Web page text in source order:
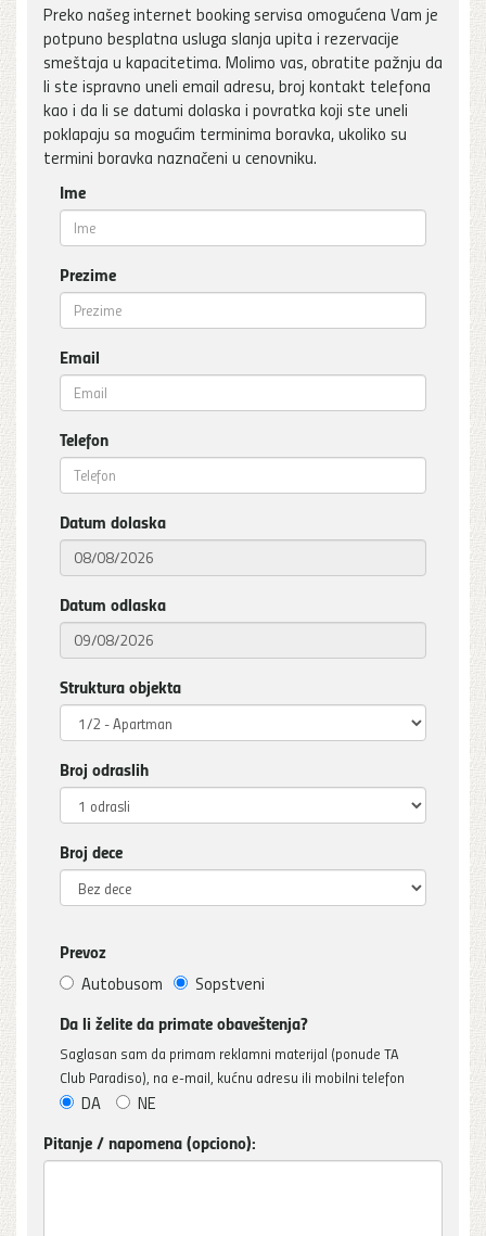
Preko našeg internet booking servisa omogućena Vam je
potpuno besplatna usluga slanja upita i rezervacije
smeštaja u kapacitetima. Molimo vas, obratite pažnju da
li ste ispravno uneli email adresu, broj kontakt telefona
kao i da li se datumi dolaska i povratka koji ste uneli
poklapaju sa mogućim terminima boravka, ukoliko su
termini boravka naznačeni u cenovniku.
Ime
Prezime
Email
Telefon
Datum dolaska
Datum odlaska
Struktura objekta
Broj odraslih
Broj dece
Prevoz
Autobusom Sopstveni
Da li želite da primate obaveštenja?
Saglasan sam da primam reklamni materijal (ponude TA
Club Paradiso), na e-mail, kućnu adresu ili mobilni telefon
DA NE
Pitanje / napomena (opciono):